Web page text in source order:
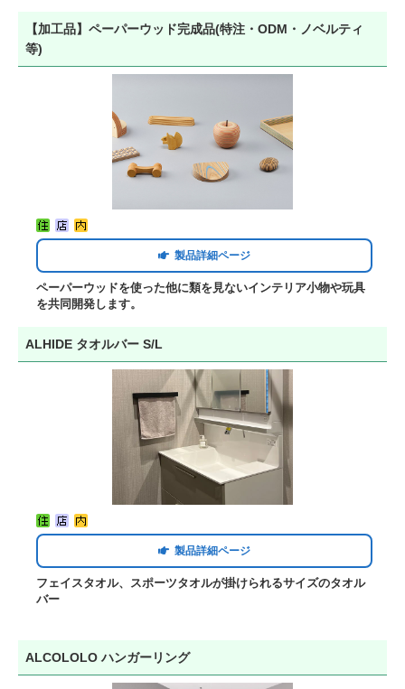
【加工品】ペーパーウッド完成品(特注・ODM・ノベルティ
等)
製品詳細ページ
ペーパーウッドを使った他に類を見ないインテリア小物や玩具
を共同開発します。
ALHIDE タオルバー S/L
製品詳細ページ
フェイスタオル、スポーツタオルが掛けられるサイズのタオル
バー
ALCOLOLO ハンガーリング